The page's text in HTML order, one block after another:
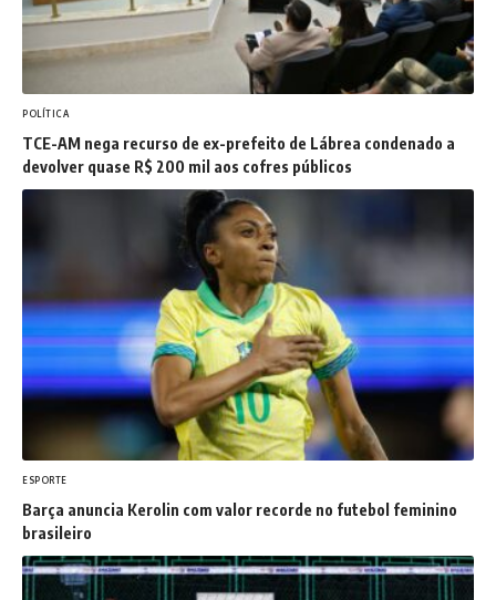
POLÍTICA
TCE-AM nega recurso de ex-prefeito de Lábrea condenado a
devolver quase R$ 200 mil aos cofres públicos
ESPORTE
Barça anuncia Kerolin com valor recorde no futebol feminino
brasileiro